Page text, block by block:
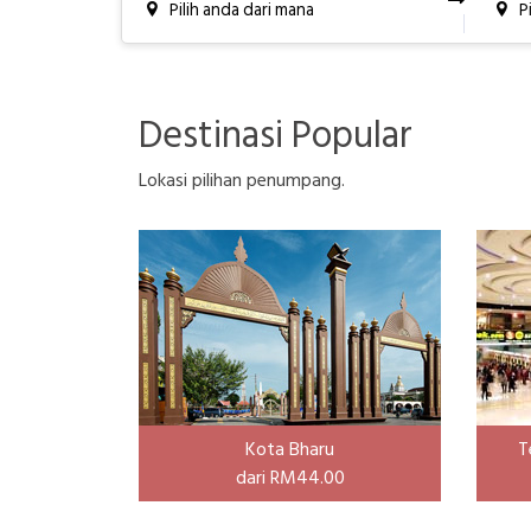
Pilih anda dari mana
Destinasi Popular
Lokasi pilihan penumpang.
Kota Bharu
dariRM44.00